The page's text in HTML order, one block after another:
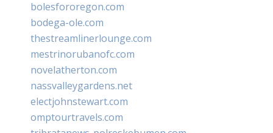
bolesfororegon.com
bodega-ole.com
thestreamlinerlounge.com
mestrinorubanofc.com
novelatherton.com
nassvalleygardens.net
electjohnstewart.com
omptourtravels.com